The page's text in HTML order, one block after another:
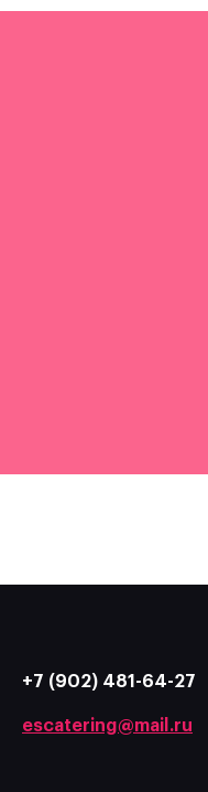
+7 (902) 481-64-27
escatering@mail.ru